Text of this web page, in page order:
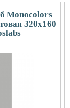
Monocolors
320x160